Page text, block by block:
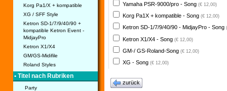
Korg Pa1/X + kompatible
XG / SFF Style
Ketron SD-1/7/9/40/90 +
kompatible Ketron Event -
MidjayPro
Ketron X1/X4
GM/GS-Midifile
Roland Styles
• Titel nach Rubriken
Party
Yamaha PSR-9000/pro - Song (€ 12,00)
Korg Pa1X + kompatible - Song (€ 12,00)
Ketron SD-1/7/9/40/90 - MidjayPro - Song
Ketron X1/X4 - Song (€ 12,00)
GM-/ GS-Roland-Song (€ 12,00)
XG - Song (€ 12,00)
zurück